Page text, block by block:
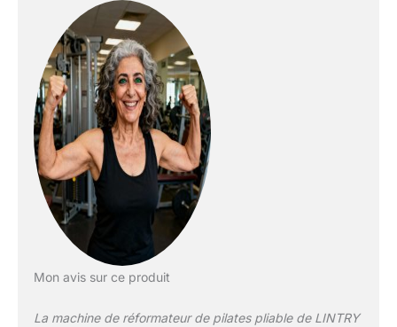
Mon avis sur ce produit
La machine de réformateur de pilates pliable de LINTRY